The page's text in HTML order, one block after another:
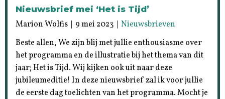
Nieuwsbrief mei ‘Het is Tijd’
Marion Wolfis | 9 mei 2023 |Nieuwsbrieven
Beste allen, We zijn blij met jullie enthousiasme over
het programma en de illustratie bij het thema van dit
jaar; Het is Tijd. Wij kijken ook uit naar deze
jubileumeditie! In deze nieuwsbrief zal ik voor jullie
de eerste dag toelichten van het programma. Mocht je